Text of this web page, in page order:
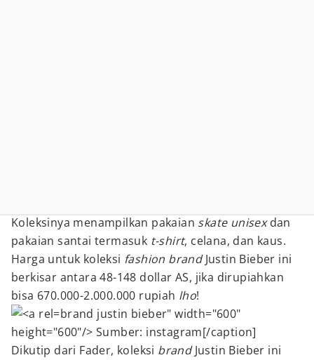
Koleksinya menampilkan pakaian skate unisexdan
pakaian santai termasuk t-shirt, celana, dan kaus.
Harga untuk koleksi fashion brandJustin Bieber ini
berkisar antara 48-148 dollar AS, jika dirupiahkan
bisa 670.000-2.000.000 rupiah lho!
brand justin bieber" width="600"
height="600"/> Sumber: instagram[/caption]
Dikutip dari Fader, koleksi brandJustin Bieber ini